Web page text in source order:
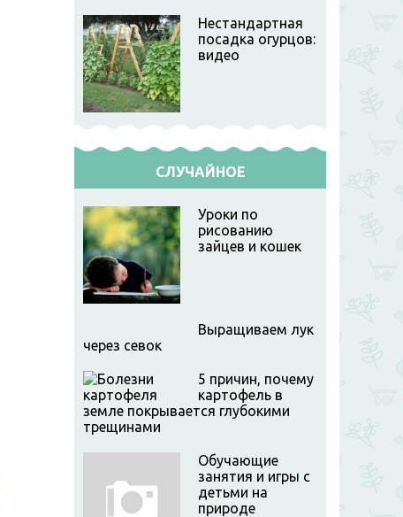
Нестандартная
посадка огурцов:
видео
СЛУЧАЙНОЕ
Уроки по
рисованию
зайцев и кошек
Выращиваем лук
через севок
5 причин, почему
картофель в
земле покрывается глубокими
трещинами
Обучающие
занятия и игры с
детьми на
природе